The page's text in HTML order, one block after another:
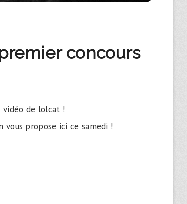
concours
vidéo de lolcat !
vous propose ici ce samedi !